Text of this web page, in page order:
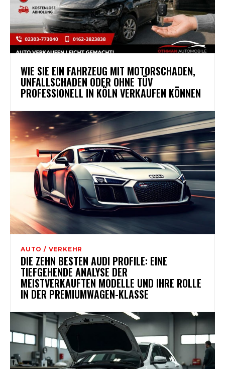
WIE SIE EIN FAHRZEUG MIT MOTORSCHADEN,
UNFALLSCHADEN ODER OHNE TÜV
PROFESSIONELL IN KÖLN VERKAUFEN KÖNNEN
AUTO / VERKEHR
DIE ZEHN BESTEN AUDI PROFILE: EINE
TIEFGEHENDE ANALYSE DER
MEISTVERKAUFTEN MODELLE UND IHRE ROLLE
IN DER PREMIUMWAGEN-KLASSE